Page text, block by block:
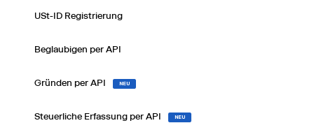
USt-ID Registrierung
Beglaubigen per API
Gründen per API NEU
Steuerliche Erfassung per API NEU